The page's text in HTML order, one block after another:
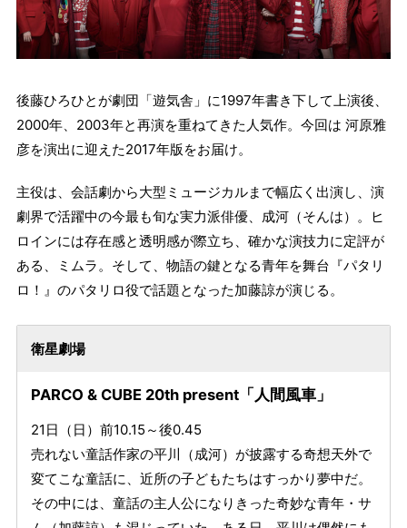
後藤ひろひとが劇団「遊気舎」に1997年書き下して上演後、
2000年、2003年と再演を重ねてきた人気作。今回は 河原雅
彦を演出に迎えた2017年版をお届け。
主役は、会話劇から大型ミュージカルまで幅広く出演し、演
劇界で活躍中の今最も旬な実力派俳優、成河（そんは）。ヒ
ロインには存在感と透明感が際立ち、確かな演技力に定評が
ある、ミムラ。そして、物語の鍵となる青年を舞台『パタリ
ロ！』のパタリロ役で話題となった加藤諒が演じる。
衛星劇場
PARCO & CUBE 20th present「人間風車」
21日（日）前10.15～後0.45
売れない童話作家の平川（成河）が披露する奇想天外で
変てこな童話に、近所の子どもたちはすっかり夢中だ。
その中には、童話の主人公になりきった奇妙な青年・サ